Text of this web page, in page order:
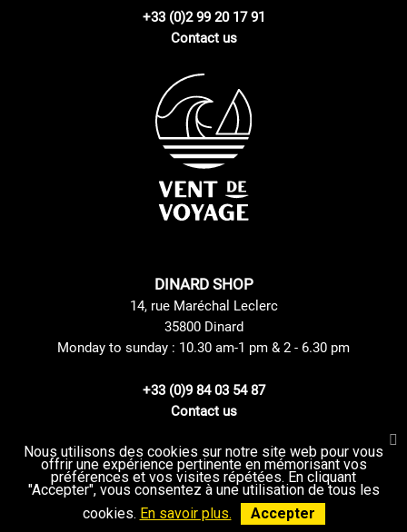
+33 (0)2 99 20 17 91
Contact us
DINARD SHOP
14, rue Maréchal Leclerc
35800 Dinard
Monday to sunday : 10.30 am-1 pm & 2 - 6.30 pm
+33 (0)9 84 03 54 87
Contact us
Site Mentions
Delivery method
GTC
privacy Policy
Sitemap
Nous utilisons des cookies sur notre site web pour vous
offrir une expérience pertinente en mémorisant vos
préférences et vos visites répétées. En cliquant
"Accepter", vous consentez à une utilisation de tous les
cookies. En savoir plus. Accepter